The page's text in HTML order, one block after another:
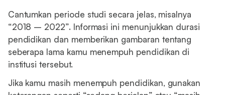
Cantumkan periode studi secara jelas, misalnya
“2018 – 2022”. Informasi ini menunjukkan durasi
pendidikan dan memberikan gambaran tentang
seberapa lama kamu menempuh pendidikan di
institusi tersebut.
Jika kamu masih menempuh pendidikan, gunakan